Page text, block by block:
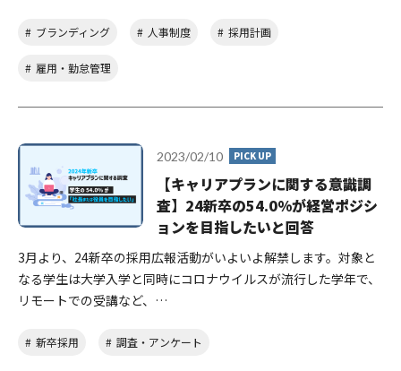
ブランディング 人事制度 採用計画
雇用・勤怠管理
2023/02/10 PICK UP
【キャリアプランに関する意識調
査】24新卒の54.0%が経営ポジシ
ョンを目指したいと回答
3月より、24新卒の採用広報活動がいよいよ解禁します。対象と
なる学生は大学入学と同時にコロナウイルスが流行した学年で、
リモートでの受講など、…
新卒採用 調査・アンケート